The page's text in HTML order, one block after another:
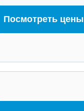
Посмотреть цены